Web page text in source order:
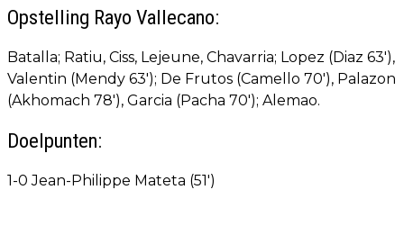
Opstelling Rayo Vallecano:
Batalla; Ratiu, Ciss, Lejeune, Chavarria; Lopez (Diaz 63'),
Valentin (Mendy 63'); De Frutos (Camello 70'), Palazon
(Akhomach 78'), Garcia (Pacha 70'); Alemao.
Doelpunten:
1-0 Jean-Philippe Mateta (51')